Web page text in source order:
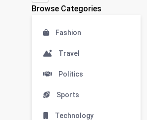
Browse Categories
Fashion
Travel
Politics
Sports
Technology